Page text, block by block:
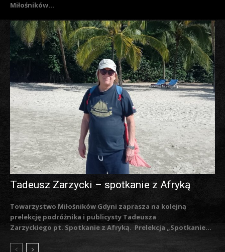
Miłośników...
Tadeusz Zarzycki – spotkanie z Afryką
Towarzystwo Miłośników Gdyni zaprasza na kolejną
prelekcję podróżnika i publicysty Tadeusza
Zarzyckiego pt. Spotkanie z Afryką. Prelekcja „Spotkanie...